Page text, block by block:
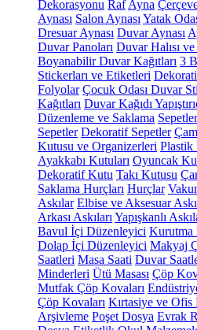
Dekorasyonu Raf Ayna
Aynası Salon Aynası Yatak
Dresuar Aynası Duvar Aynası
Duvar Panoları Duvar Halısı
Boyanabilir Duvar Kağıtları 3
Stickerları ve Etiketleri
Folyolar Çocuk Odası Duvar
Kağıtları Duvar Kağıdı
Düzenleme ve Saklama Sepetler
Sepetler Dekoratif Sepetler
Kutusu ve Organizerleri Plastik
Ayakkabı Kutuları Oyuncak
Dekoratif Kutu Takı Kutusu
Saklama Hurçları Hurçlar
Askılar Elbise ve Aksesuar
Arkası Askıları Yapışkanlı
Bavul İçi Düzenleyici Kurutma
Dolap İçi Düzenleyici Makyaj
Saatleri Masa Saati Duvar
Minderleri Ütü Masası Çöp
Mutfak Çöp Kovaları
Çöp Kovaları Kırtasiye ve Ofis
Arşivleme Poşet Dosya Evrak